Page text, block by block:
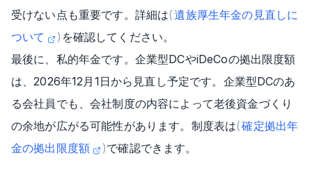
受けない点も重要です。詳細は(遺族厚生年金の見直しに
ついて
) を確認してください。
最後に、私的年金です。企業型DCやiDeCoの拠出限度額
は、2026年12月1日から見直し予定です。企業型DCのあ
る会社員でも、会社制度の内容によって老後資金づくり
の余地が広がる可能性があります。制度表は(確定拠出年
金の拠出限度額
)で確認できます。